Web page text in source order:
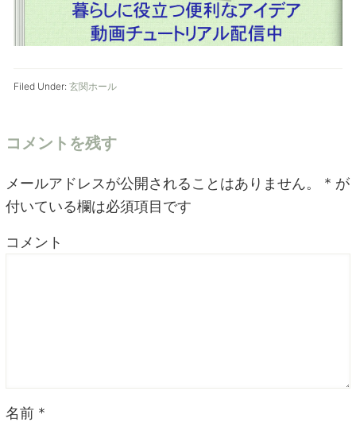
Filed Under: 玄関ホール
コメントを残す
メールアドレスが公開されることはありません。 * が
付いている欄は必須項目です
コメント
名前 *